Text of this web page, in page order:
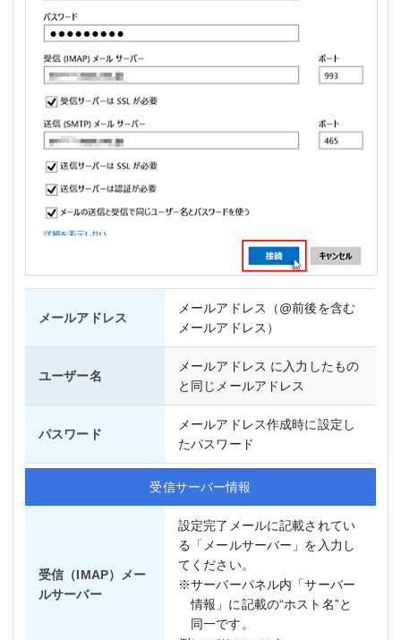
メールアドレス
メールアドレス（@前後を含む
メールアドレス）
ユーザー名
メールアドレス に入力したもの
と同じメールアドレス
パスワード
メールアドレス作成時に設定し
たパスワード
受信サーバー情報
受信（IMAP）メー
ルサーバー
設定完了メールに記載されてい
る「メールサーバー」を入力し
てください。
※サーバーパネル内「サーバー
情報」に記載の“ホスト名”と
同一です。